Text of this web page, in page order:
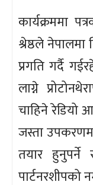
कार्यक्रममा
श्रेष्ठले नेपालमा
प्रगति गर्दै
लाग्ने
चाहिने रेडियो
जस्ता
तयार हुनुपर्ने
पार्टनरशीपको